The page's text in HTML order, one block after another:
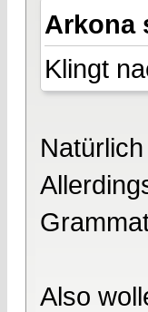
Arkona
Klingt
Also